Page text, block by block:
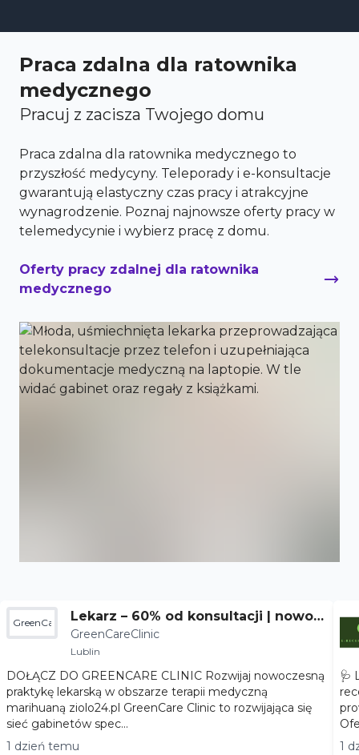
Praca zdalna dla ratownika
medycznego
Pracuj z zacisza Twojego domu
Praca zdalna dla ratownika medycznego to
przyszłość medycyny. Teleporady i e-konsultacje
gwarantują elastyczny czas pracy i atrakcyjne
wynagrodzenie. Poznaj najnowsze oferty pracy w
telemedycynie i wybierz pracę z domu.
Oferty pracy zdalnej dla ratownika
medycznego
GreenCareClinicLekarz – 60% od konsultacji | nowoc
zesna terapia
GreenCareClinic
Lublin
DOŁĄCZ DO GREENCARE CLINIC Rozwijaj nowoczesną
praktykę lekarską w obszarze terapii medyczną
marihuaną ziolo24.pl GreenCare Clinic to rozwijająca się
sieć gabinetów spec...
1 dzień temu
🩺
1